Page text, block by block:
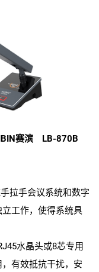
赛滨 LB-870B
拉手会议系统和数字
工作，使得系统具
水晶头或8芯专用
有效抵抗干扰，安